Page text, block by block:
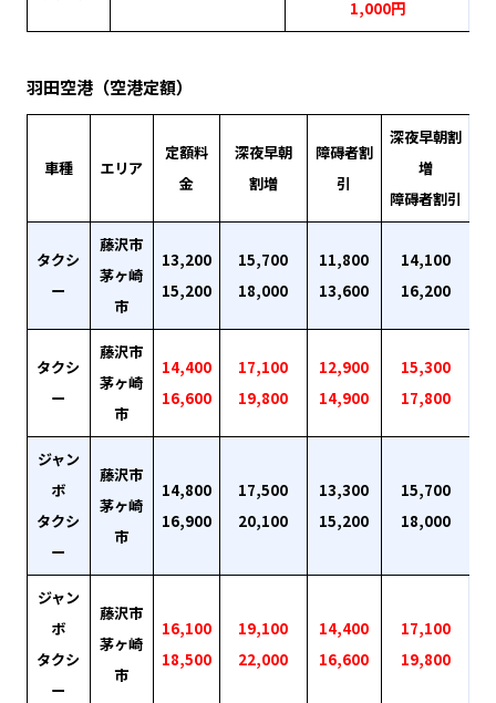
1,000円
羽田空港（空港定額）
車種 エリア
定額料
金
深夜早朝
割増
障碍者割
引
深夜早朝割
増
障碍者割引
タクシ
ー
藤沢市
茅ヶ崎
市
13,200
15,200
15,700
18,000
11,800
13,600
14,100
16,200
タクシ
ー
藤沢市
茅ヶ崎
市
14,400
16,600
17,100
19,800
12,900
14,900
15,300
17,800
ジャン
ボ
タクシ
ー
藤沢市
茅ヶ崎
市
14,800
16,900
17,500
20,100
13,300
15,200
15,700
18,000
ジャン
ボ
タクシ
ー
藤沢市
茅ヶ崎
市
16,100
18,500
19,100
22,000
14,400
16,600
17,100
19,800